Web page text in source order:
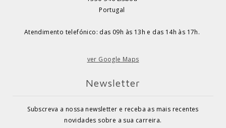
Portugal
Atendimento telefónico: das 09h às 13h e das 14h às 17h.
ver Google Maps
Newsletter
Subscreva a nossa newsletter e receba as mais recentes
novidades sobre a sua carreira.